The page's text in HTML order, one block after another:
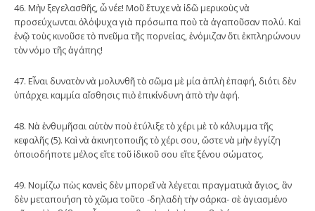
46. Μὴν ξεγελασθῆς, ὦ νέε! Μοῦ ἔτυχε νὰ ἰδῶ μερικοὺς νὰ
προσεύχωνται ὁλόψυχα γιὰ πρόσωπα ποὺ τὰ ἀγαποῦσαν πολύ. Καὶ
ἐνῷ τοὺς κινοῦσε τὸ πνεῦμα τῆς πορνείας, ἐνόμιζαν ὅτι ἐκπληρώνουν
τὸν νόμο τῆς ἀγάπης!
47. Εἶναι δυνατὸν νὰ μολυνθῆ τὸ σῶμα μὲ μία ἁπλὴ ἐπαφή, διότι δὲν
ὑπάρχει καμμία αἴσθησις πιὸ ἐπικίνδυνη ἀπὸ τὴν ἁφή.
48. Νὰ ἐνθυμῆσαι αὐτὸν ποὺ ἐτύλιξε τὸ χέρι μὲ τὸ κάλυμμα τῆς
κεφαλῆς (5). Καὶ νὰ ἀκινητοποιῆς τὸ χέρι σου, ὥστε νὰ μὴν ἐγγίζη
ὁποιοδήποτε μέλος εἴτε τοῦ ἰδικοῦ σου εἴτε ξένου σώματος.
49. Νομίζω πὼς κανεὶς δὲν μπορεῖ νὰ λέγεται πραγματικὰ ἅγιος, ἂν
δὲν μεταποιήση τὸ χῶμα τοῦτο -δηλαδὴ τὴν σάρκα- σὲ ἁγιασμένο